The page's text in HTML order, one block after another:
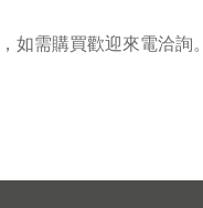
，如需購買歡迎來電洽詢。